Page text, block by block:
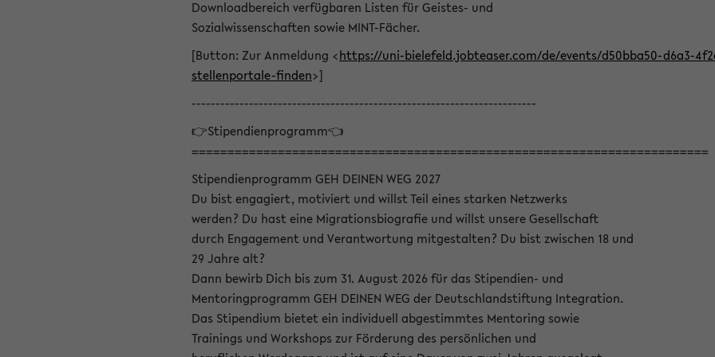
Downloadbereich verfügbaren Listen für Geistes- und
Sozialwissenschaften sowie MINT-Fächer.
[Button: Zur Anmeldung <https://uni-bielefeld.jobteaser.com/de/events/d50bba50-d6a3-
stellenportale-finden>]
------------------------------------------------------------------------
👉Stipendienprogramm👈
========================================================================
Stipendienprogramm GEH DEINEN WEG 2027
Du bist engagiert, motiviert und willst Teil eines starken Netzwerks
werden? Du hast eine Migrationsbiografie und willst unsere Gesellschaft
durch Engagement und Verantwortung mitgestalten? Du bist zwischen 18 und
29 Jahre alt?
Dann bewirb Dich bis zum 31. August 2026 für das Stipendien- und
Mentoringprogramm GEH DEINEN WEG der Deutschlandstiftung Integration.
Das Stipendium bietet ein individuell abgestimmtes Mentoring sowie
Trainings und Workshops zur Förderung des persönlichen und